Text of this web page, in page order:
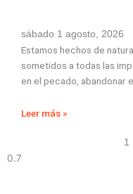
sábado 1 agosto, 2026
Estamos hechos de
sometidos a todas las
en el pecado, abandonar
Leer más »
1